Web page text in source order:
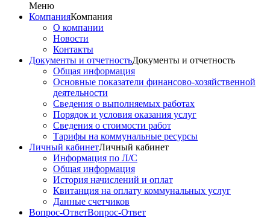
Меню
КомпанияКомпания
О компании
Новости
Контакты
Документы и отчетностьДокументы и отчетность
Общая информация
Основные показатели финансово-хозяйственной
деятельности
Сведения о выполняемых работах
Порядок и условия оказания услуг
Сведения о стоимости работ
Тарифы на коммунальные ресурсы
Личный кабинетЛичный кабинет
Информация по Л/С
Общая информация
История начислений и оплат
Квитанция на оплату коммунальных услуг
Данные счетчиков
Вопрос-ОтветВопрос-Ответ